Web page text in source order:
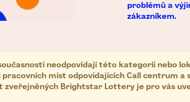
problémů a
zákazníkem.
neodpovídají této kategorii nebo
míst odpovídajících Call centrum a
zveřejněných Brightstar Lottery je pro vás